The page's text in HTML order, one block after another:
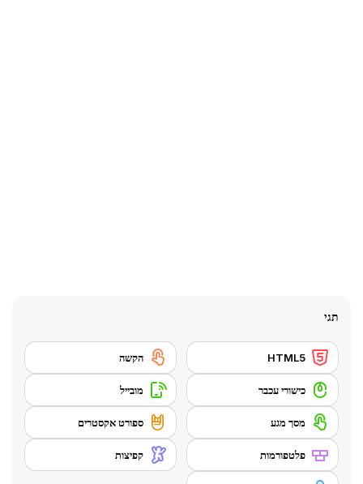
תגי
HTML5 הקשה
כישורי עכבר מובייל
מסך מגע ספורט אקסטרים
פלטפורמות קפיצות